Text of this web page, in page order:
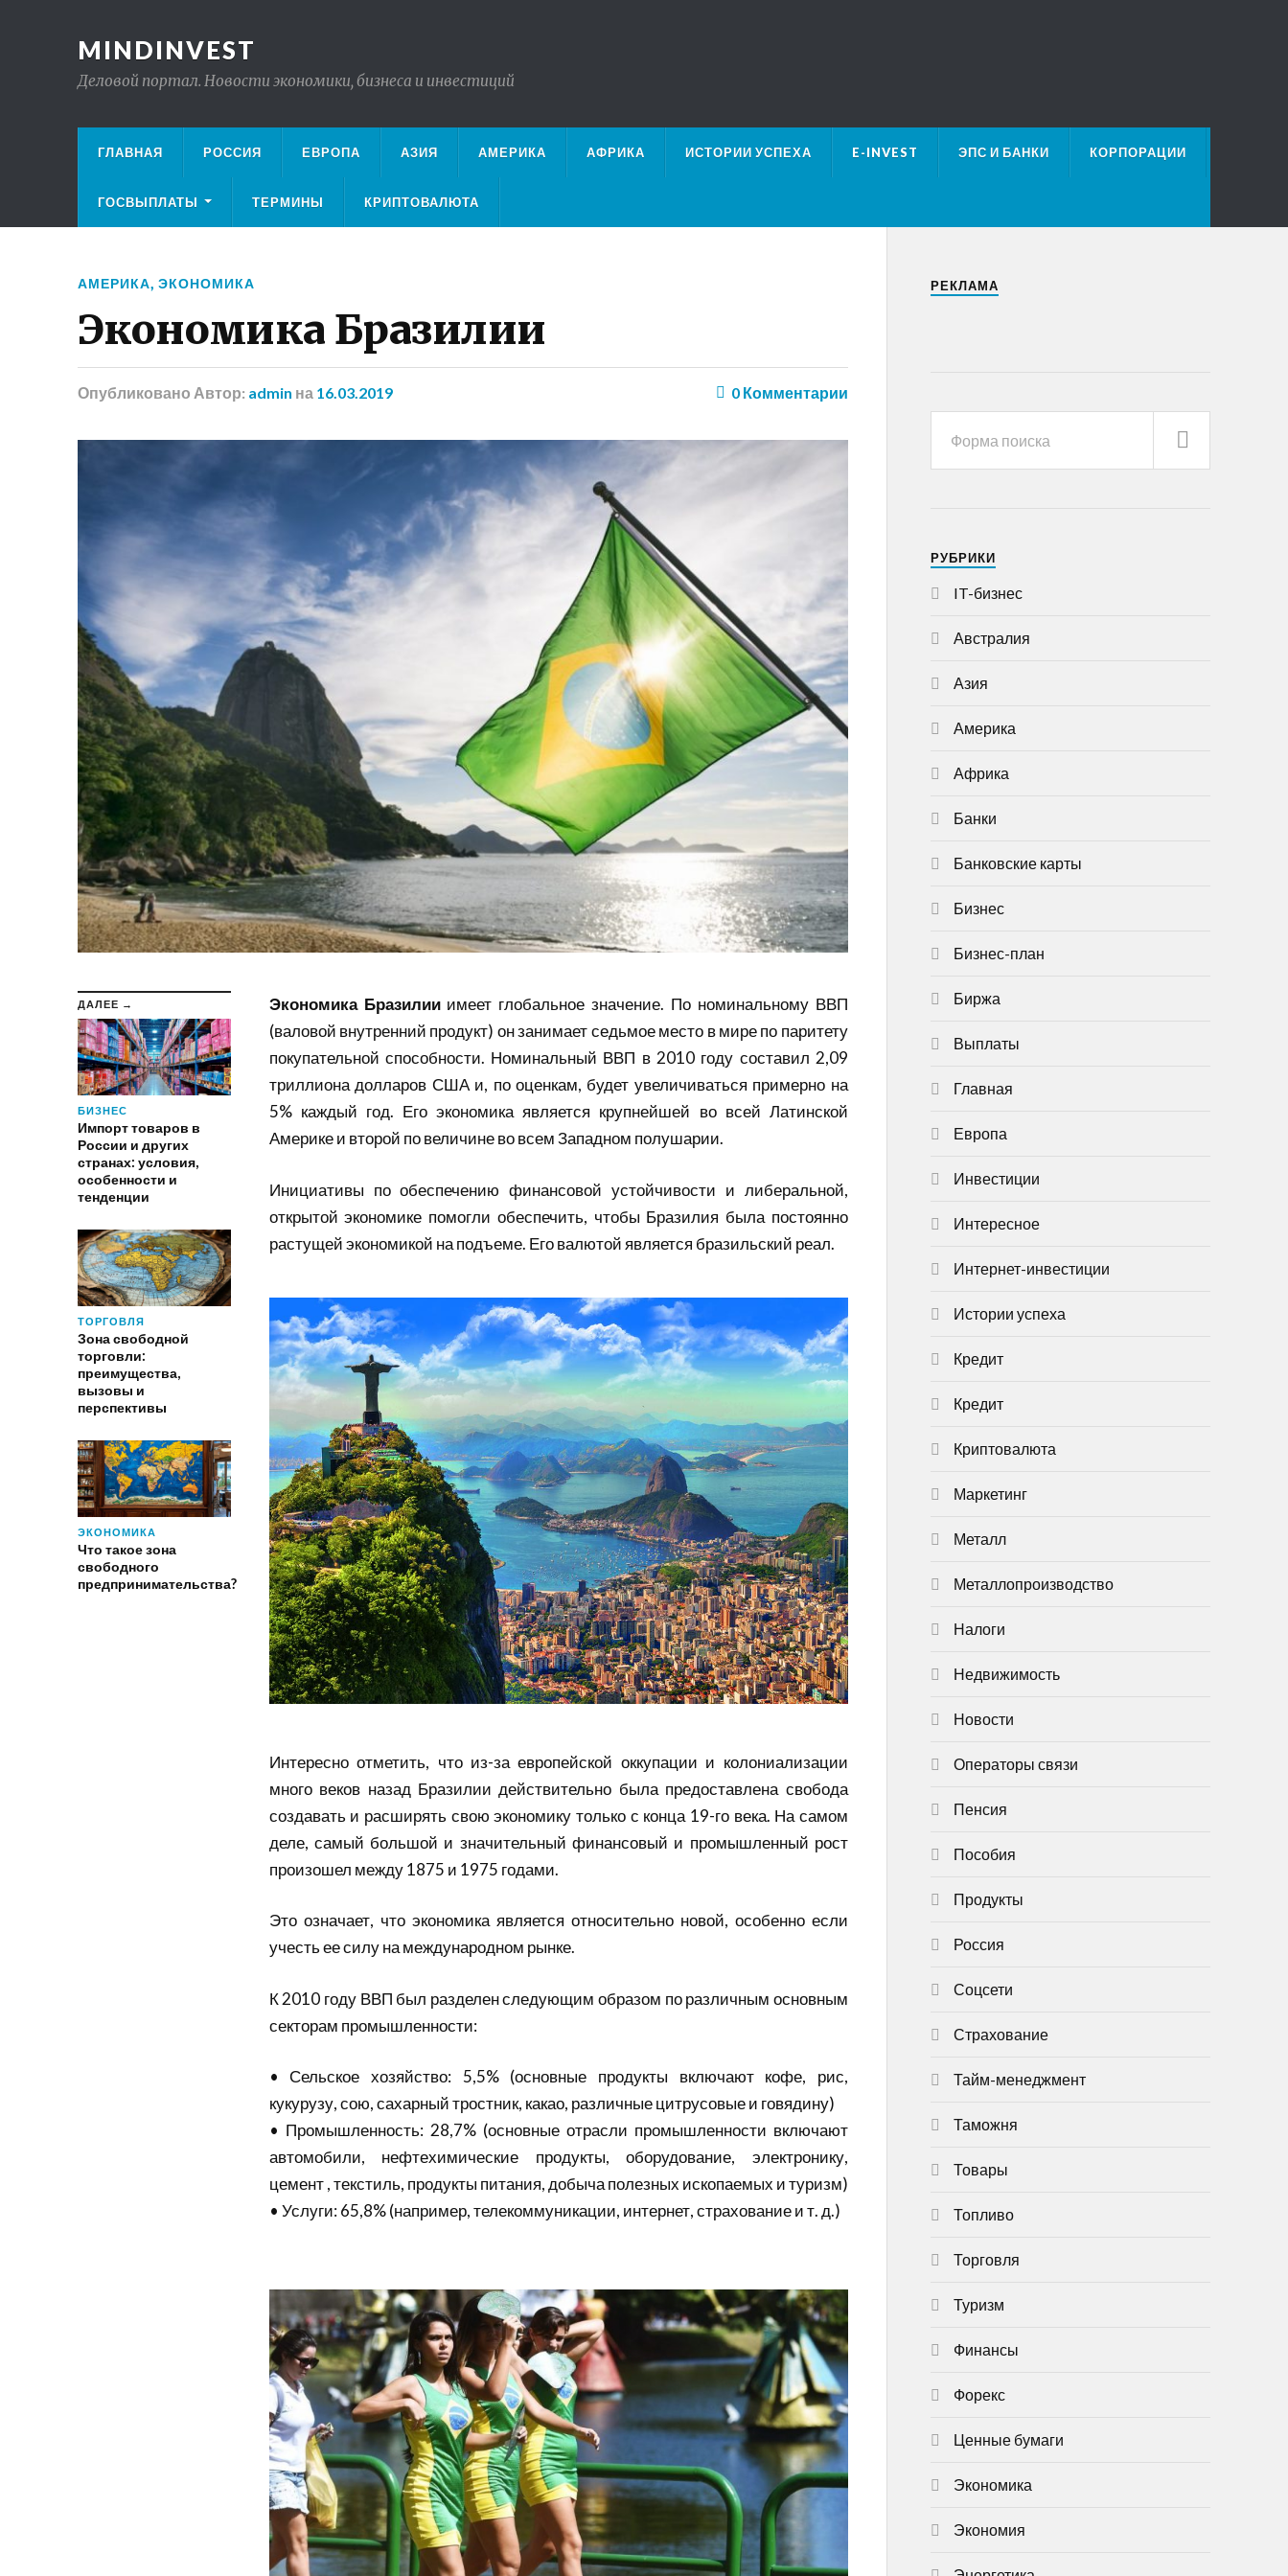
MINDINVEST
Деловой портал. Новости экономики, бизнеса и инвестиций
ГЛАВНАЯ РОССИЯ ЕВРОПА АЗИЯ АМЕРИКА АФРИКА ИСТОРИИ УСПЕХА E-INVEST ЭПС И БАНКИ КОРПОРАЦИИ
ГОСВЫПЛАТЫ ТЕРМИНЫ КРИПТОВАЛЮТА
АМЕРИКА, ЭКОНОМИКА
Экономика Бразилии
Опубликовано Автор: admin на 16.03.2019 0Комментарии
ДАЛЕЕ →
БИЗНЕС
Импорт товаров в
России и других
странах: условия,
особенности и
тенденции
ТОРГОВЛЯ
Зона свободной
торговли:
преимущества,
вызовы и
перспективы
ЭКОНОМИКА
Что такое зона
свободного
предпринимательства?
Экономика Бразилииимеет глобальное значение. По номинальному ВВП
(валовой внутренний продукт) он занимает седьмое место в мире по паритету
покупательной способности. Номинальный ВВП в 2010 году составил 2,09
триллиона долларов США и, по оценкам, будет увеличиваться примерно на
5% каждый год. Его экономика является крупнейшей во всей Латинской
Америке и второй по величине во всем Западном полушарии.
Инициативы по обеспечению финансовой устойчивости и либеральной,
открытой экономике помогли обеспечить, чтобы Бразилия была постоянно
растущей экономикой на подъеме. Его валютой является бразильский реал.
Интересно отметить, что из-за европейской оккупации и колониализации
много веков назад Бразилии действительно была предоставлена ​​свобода
создавать и расширять свою экономику только с конца 19-го века. На самом
деле, самый большой и значительный финансовый и промышленный рост
произошел между 1875 и 1975 годами.
Это означает, что экономика является относительно новой, особенно если
учесть ее силу на международном рынке.
К 2010 году ВВП был разделен следующим образом по различным основным
секторам промышленности:
• Сельское хозяйство: 5,5% (основные продукты включают кофе, рис,
кукурузу, сою, сахарный тростник, какао, различные цитрусовые и говядину)
• Промышленность: 28,7% (основные отрасли промышленности включают
автомобили, нефтехимические продукты, оборудование, электронику,
цемент , текстиль, продукты питания, добыча полезных ископаемых и туризм)
• Услуги: 65,8% (например, телекоммуникации, интернет, страхование и т. д.)
РЕКЛАМА
РУБРИКИ
IT-бизнес
Австралия
Азия
Америка
Африка
Банки
Банковские карты
Бизнес
Бизнес-план
Биржа
Выплаты
Главная
Европа
Инвестиции
Интересное
Интернет-инвестиции
Истории успеха
Кредит
Кредит
Криптовалюта
Маркетинг
Металл
Металлопроизводство
Налоги
Недвижимость
Новости
Операторы связи
Пенсия
Пособия
Продукты
Россия
Соцсети
Страхование
Тайм-менеджмент
Таможня
Товары
Топливо
Торговля
Туризм
Финансы
Форекс
Ценные бумаги
Экономика
Экономия